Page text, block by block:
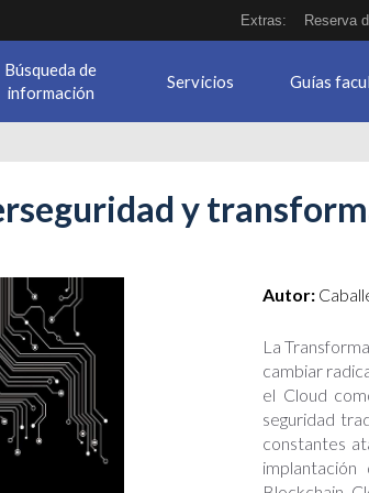
Extras: Reserva
Búsqueda de
información
Servicios Guías
y
Autor:
La
cambiar
el Cloud
seguridad
constantes